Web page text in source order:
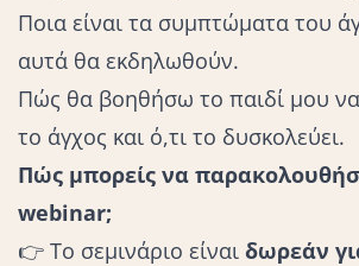
Ποια είναι τα συμπτώματα του
αυτά θα εκδηλωθούν.
Πώς θα βοηθήσω το παιδί μου να
το άγχος και ό,τι το δυσκολεύει.
Πώς μπορείς να
webinar;
👉 Το σεμινάριο είναι δωρεάν